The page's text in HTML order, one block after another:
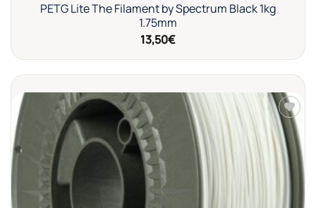
PETG Lite The Filament by Spectrum Black 1kg
1.75mm
13,50€
Añadir
a la
lista de
deseos